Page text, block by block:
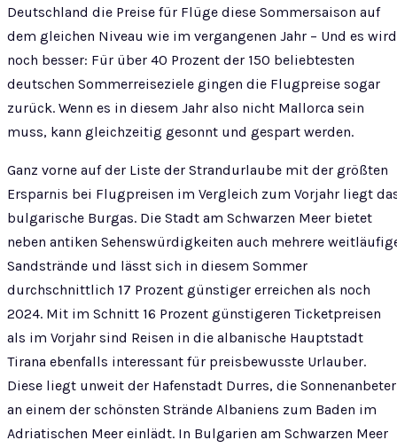
Deutschland die Preise für Flüge diese Sommersaison auf
dem gleichen Niveau wie im vergangenen Jahr – Und es wird
noch besser: Für über 40 Prozent der 150 beliebtesten
deutschen Sommerreiseziele gingen die Flugpreise sogar
zurück. Wenn es in diesem Jahr also nicht Mallorca sein
muss, kann gleichzeitig gesonnt und gespart werden.
Ganz vorne auf der Liste der Strandurlaube mit der größten
Ersparnis bei Flugpreisen im Vergleich zum Vorjahr liegt
bulgarische Burgas. Die Stadt am Schwarzen Meer bietet
neben antiken Sehenswürdigkeiten auch mehrere
Sandstrände und lässt sich in diesem Sommer
durchschnittlich 17 Prozent günstiger erreichen als noch
2024. Mit im Schnitt 16 Prozent günstigeren Ticketpreisen
als im Vorjahr sind Reisen in die albanische Hauptstadt
Tirana ebenfalls interessant für preisbewusste Urlauber.
Diese liegt unweit der Hafenstadt Durres, die Sonnenanbeter
an einem der schönsten Strände Albaniens zum Baden im
Adriatischen Meer einlädt. In Bulgarien am Schwarzen Meer